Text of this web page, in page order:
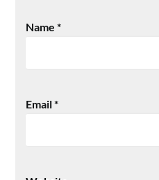
Name*
Email*